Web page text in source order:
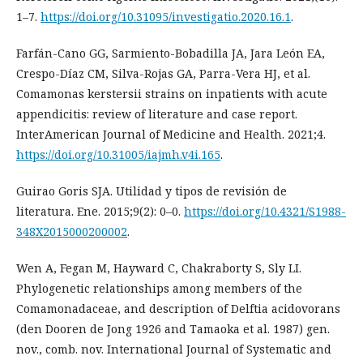
1–7. https://doi.org/10.31095/investigatio.2020.16.1.
Farfán-Cano GG, Sarmiento-Bobadilla JA, Jara León EA,
Crespo-Díaz CM, Silva-Rojas GA, Parra-Vera HJ, et al.
Comamonas kerstersii strains on inpatients with acute
appendicitis: review of literature and case report.
InterAmerican Journal of Medicine and Health. 2021;4.
https://doi.org/10.31005/iajmh.v4i.165.
Guirao Goris SJA. Utilidad y tipos de revisión de
literatura. Ene. 2015;9(2): 0–0. https://doi.org/10.4321/S1988-
348X2015000200002.
Wen A, Fegan M, Hayward C, Chakraborty S, Sly LI.
Phylogenetic relationships among members of the
Comamonadaceae, and description of Delftia acidovorans
(den Dooren de Jong 1926 and Tamaoka et al. 1987) gen.
nov., comb. nov. International Journal of Systematic and